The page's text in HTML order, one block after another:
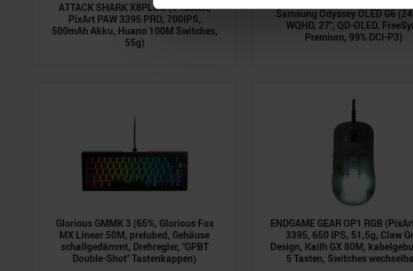
Wir verwenden Cookies, um Inhalte und
ATTACK SHARK X8PLUS (5 Tasten,
PixArt PAW 3395 PRO, 700IPS,
500mAh Akku, Huano 100M Switches,
55g)
Samsung Odyssey OLED G6
WQHD, 27", QD-OLED,
Premium, 99% DCI-P3)
Glorious GMMK 3 (65%, Glorious Fox
MX Linear 50M, prelubed, Gehäuse
schallgedämmt, Drehregler, "GPBT
Double-Shot" Tastenkappen)
ENDGAME GEAR OP1 RGB
3395, 650 IPS, 51,5g, Claw
Design, Kailh GX 80M,
5 Tasten, Switches